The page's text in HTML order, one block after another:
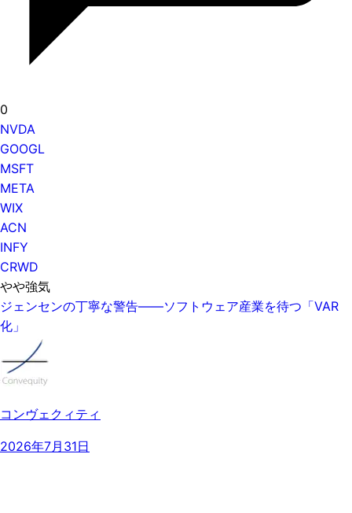
0
NVDA
GOOGL
MSFT
META
WIX
ACN
INFY
CRWD
やや強気
ジェンセンの丁寧な警告——ソフトウェア産業を待つ「VAR
化」
コンヴェクィティ
2026年7月31日